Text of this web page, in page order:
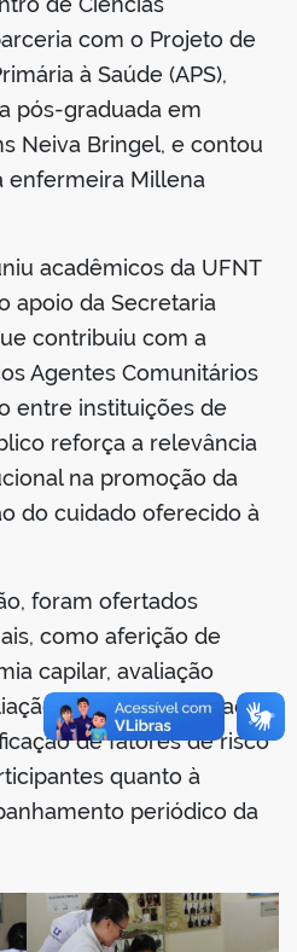
com o Projeto de
à Saúde (APS),
pós-graduada em
Neiva Bringel, e contou
enfermeira Millena
acadêmicos da UFNT
apoio da Secretaria
contribuiu com a
Agentes Comunitários
entre instituições de
reforça a relevância
na promoção da
do cuidado oferecido à
foram ofertados
como aferição de
capilar, avaliação
clínica. As atividades
de fatores de risco
quanto à
periódico da